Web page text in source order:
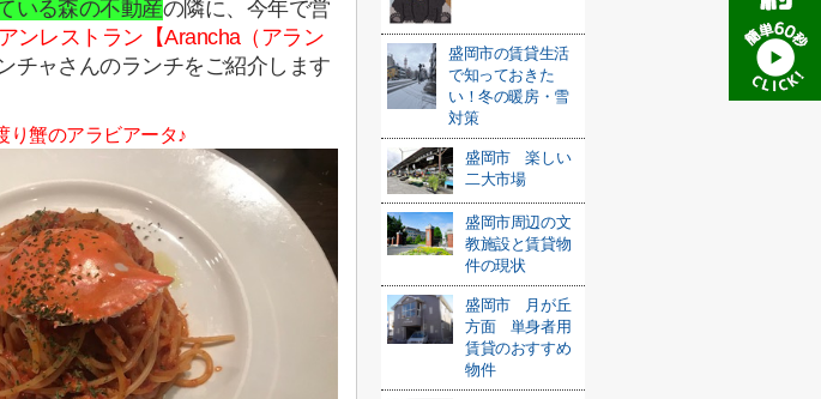
いる森の不動産の隣に、今年で営
ンレストラン【Arancha（アラン
チャさんのランチをご紹介します
り蟹のアラビアータ♪
盛岡市の賃貸生活
で知っておきた
い！冬の暖房・雪
対策
盛岡市 楽しい
二大市場
盛岡市周辺の文
教施設と賃貸物
件の現状
盛岡市 月が丘
方面 単身者用
賃貸のおすすめ
物件